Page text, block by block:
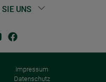
UNS
Impressum
Datenschutz